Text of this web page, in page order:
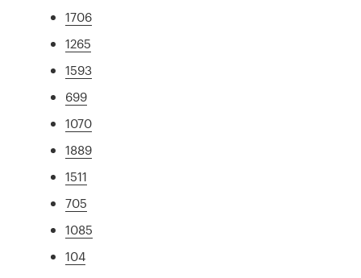
1706
1265
1593
699
1070
1889
1511
705
1085
104